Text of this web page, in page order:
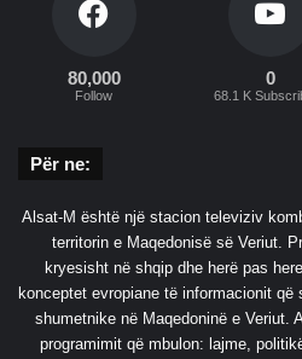
80,000
Follow
0
68.1 K
Për ne:
Alsat-M është një stacion televiziv
territorin e Maqedonisë së Veriut.
kryesisht në shqip dhe herë pas
konceptet evropiane të informacionit
shumetnike në Maqedoninë e Veriut.
programimit që mbulon: lajme,